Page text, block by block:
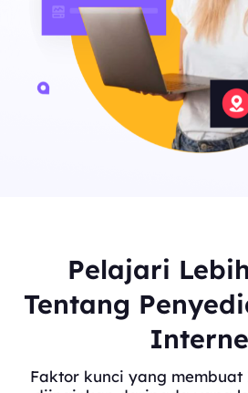
Pelajari
Tentang
Faktor kunci yang